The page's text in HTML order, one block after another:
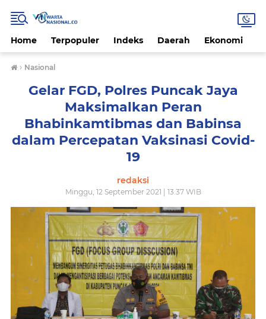
Home Terpopuler Indeks Daerah Ekonomi
› Nasional
Gelar FGD, Polres Puncak Jaya
Maksimalkan Peran
Bhabinkamtibmas dan Babinsa
dalam Percepatan Vaksinasi Covid-
19
redaksi
Minggu, 12 September 2021 | 13.37 WIB